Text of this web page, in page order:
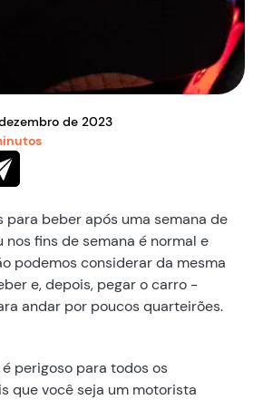
de 2023
para beber após uma semana de
fins de semana é normal e
podemos considerar da mesma
e, depois, pegar o carro -
andar por poucos quarteirões.
perigoso para todos os
que você seja um motorista